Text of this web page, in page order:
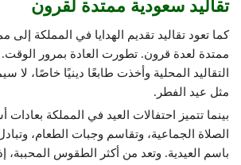
تقاليد سعودية ممتدة لقرون
كما تعود تقاليد تقديم الهدايا في المملكة إلى
ممتدة لعدة قرون. تطورت العادة بمرور
التقاليد المحلية وأخذت طابعًا دينيًا خاصًا، لا
مثل عيد الفطر.
بينما تتميز احتفالات العيد في المملكة بعادات
الصلاة الجماعية، وتقاسم وجبات الطعام،
باسم العيدية. وتعد من أكثر الطقوس المحببة،